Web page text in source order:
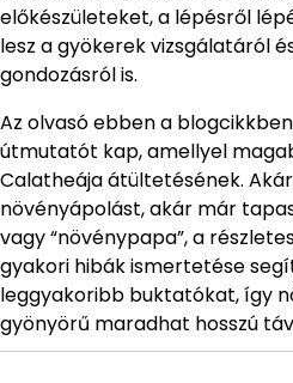
előkészületeket, a lépésről
lesz a gyökerek vizsgálatáról
gondozásról is.
Az olvasó ebben a
útmutatót kap, amellyel
Calatheája átültetésének.
növényápolást, akár már
vagy “növénypapa”, a
gyakori hibák ismertetése
leggyakoribb buktatókat, így
gyönyörű maradhat hosszú